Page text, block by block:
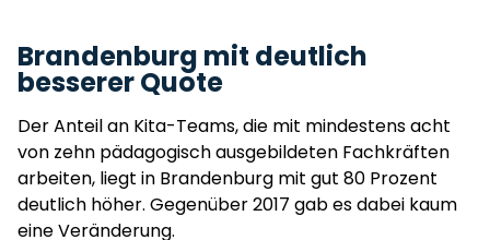
Brandenburg mit deutlich
besserer Quote
Der Anteil an Kita-Teams, die mit mindestens acht
von zehn pädagogisch ausgebildeten Fachkräften
arbeiten, liegt in Brandenburg mit gut 80 Prozent
deutlich höher. Gegenüber 2017 gab es dabei kaum
eine Veränderung.